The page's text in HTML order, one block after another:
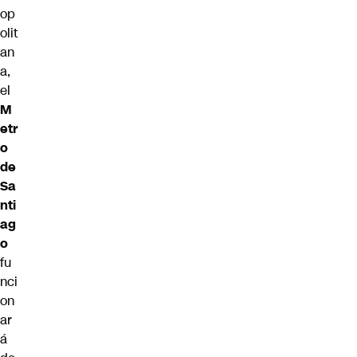
op
olit
an
a,
el
M
etr
o
de
Sa
nti
ag
o
fu
nci
on
ar
á